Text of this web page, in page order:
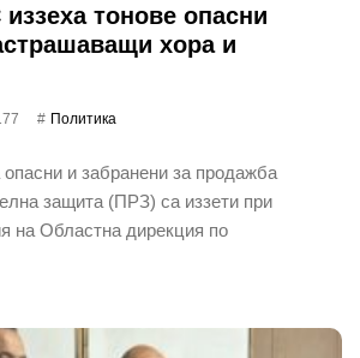
тонове опасни
хора и
Политика
и забранени за продажба
защита (ПРЗ) са иззети при
на Областна дирекция по